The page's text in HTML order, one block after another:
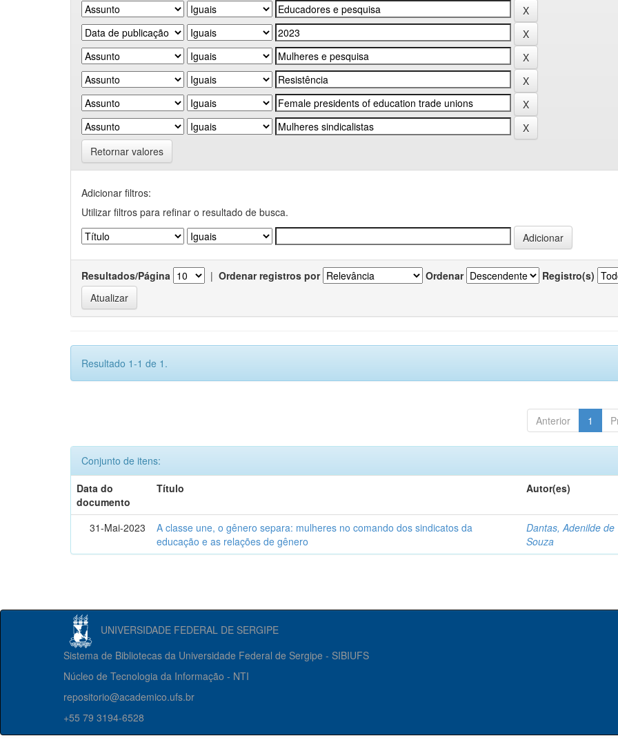
Retornar valores
Adicionar filtros:
Utilizar filtros para refinar o resultado de busca.
Resultados/Página | Ordenar registros por Ordenar Registro(s)
Resultado 1-1 de 1.
Anterior 1
Conjunto de itens:
Data do
documento
Título Autor(es)
31-Mai-2023
A classe une, o gênero separa: mulheres no comando dos sindicatos da
educação e as relações de gênero
Dantas, Adenilde de
Souza
UNIVERSIDADE FEDERAL DE SERGIPE
Sistema de Bibliotecas da Universidade Federal de Sergipe - SIBIUFS
Núcleo de Tecnologia da Informação - NTI
repositorio@academico.ufs.br
+55 79 3194-6528